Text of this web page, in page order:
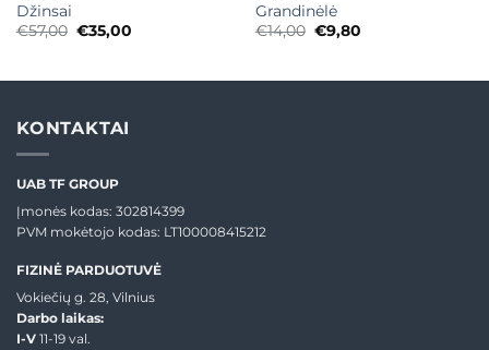
Džinsai
€57,00 Original
price
€35,00Current
Grandinėlė
€14,00 Original
price
€9,80Current
KONTAKTAI
UAB TF GROUP
Įmonės kodas: 302814399
PVM mokėtojo kodas: LT100008415212
FIZINĖ PARDUOTUVĖ
Vokiečių g. 28, Vilnius
Darbo laikas:
I-V 11-19 val.